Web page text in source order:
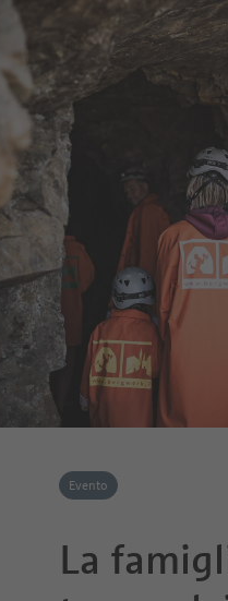
Evento
La